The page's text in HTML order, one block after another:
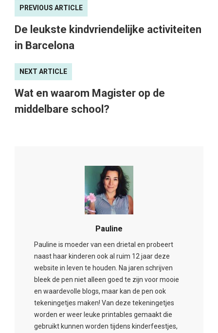
PREVIOUS ARTICLE
De leukste kindvriendelijke activiteiten
in Barcelona
NEXT ARTICLE
Wat en waarom Magister op de
middelbare school?
Pauline
Pauline is moeder van een drietal en probeert
naast haar kinderen ook al ruim 12 jaar deze
website in leven te houden. Na jaren schrijven
bleek de pen niet alleen goed te zijn voor mooie
en waardevolle blogs, maar kan de pen ook
tekeningetjes maken! Van deze tekeningetjes
worden er weer leuke printables gemaakt die
gebruikt kunnen worden tijdens kinderfeestjes,